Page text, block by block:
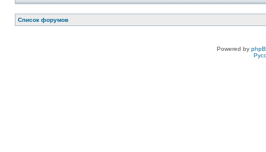
Список форумов
Powered by